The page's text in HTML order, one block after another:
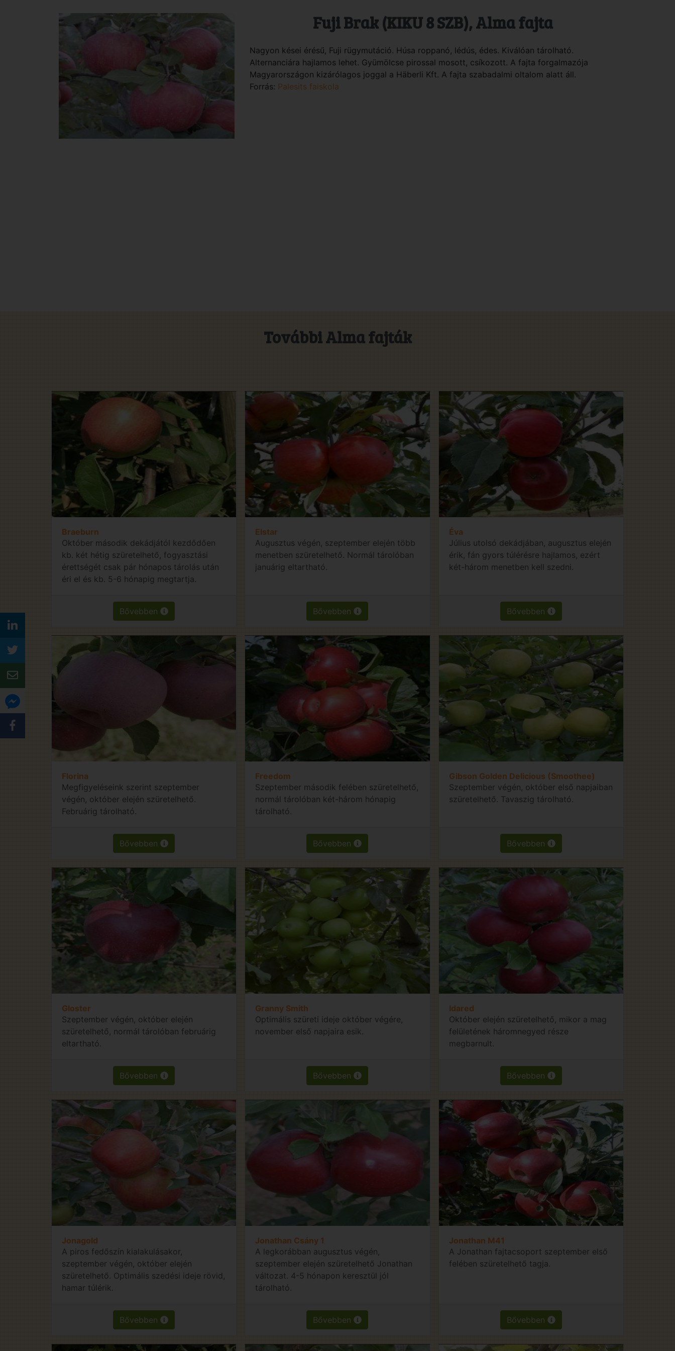
Fuji Brak (KIKU 8 SZB), Alma fajta
Nagyon kései érésű, Fuji rügymutáció. Húsa roppanó, lédús, édes. Kiválóan tárolható.
Alternanciára hajlamos lehet. Gyümölcse pirossal mosott, csíkozott. A fajta forgalmazója
Magyarországon kizárólagos joggal a Häberli Kft. A fajta szabadalmi oltalom alatt áll.
Forrás: Palesits faiskola
További Alma fajták
Braeburn
Október második dekádjától kezdődően
kb. két hétig szüretelhető, fogyasztási
érettségét csak pár hónapos tárolás után
éri el és kb. 5-6 hónapig megtartja.
Bővebben
Elstar
Augusztus végén, szeptember elején több
menetben szüretelhető. Normál tárolóban
januárig eltartható.
Bővebben
Éva
Július utolsó dekádjában, augusztus elején
érik, fán gyors túlérésre hajlamos, ezért
két-három menetben kell szedni.
Bővebben
Florina
Megfigyeléseink szerint szeptember
végén, október elején szüretelhető.
Februárig tárolható.
Bővebben
Freedom
Szeptember második felében szüretelhető,
normál tárolóban két-három hónapig
tárolható.
Bővebben
Gibson Golden Delicious (Smoothee)
Szeptember végén, október első napjaiban
szüretelhető. Tavaszig tárolható.
Bővebben
Gloster
Szeptember végén, október elején
szüretelhető, normál tárolóban februárig
eltartható.
Bővebben
Granny Smith
Optimális szüreti ideje október végére,
november első napjaira esik.
Bővebben
Idared
Október elején szüretelhető, mikor a mag
felületének háromnegyed része
megbarnult.
Bővebben
Jonagold
A piros fedőszín kialakulásakor,
szeptember végén, október elején
szüretelhető. Optimális szedési ideje rövid,
hamar túlérik.
Bővebben
Jonathan Csány 1
A legkorábban augusztus végén,
szeptember elején szüretelhető Jonathan
változat. 4-5 hónapon keresztül jól
tárolható.
Bővebben
Jonathan M41
A Jonathan fajtacsoport szeptember első
felében szüretelhető tagja.
Bővebben